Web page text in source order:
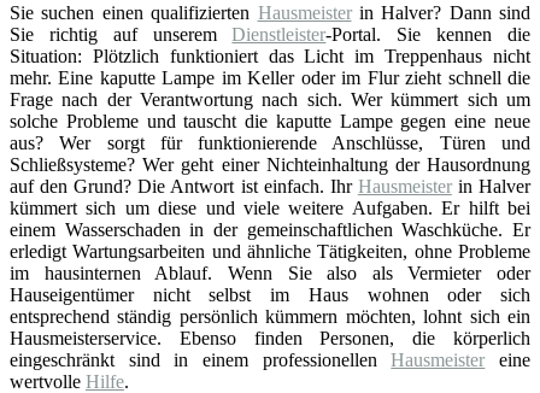
Sie suchen einen qualifizierten Hausmeisterin Halver? Dann sind
Sie richtig auf unseremDienstleister-Portal. Sie kennen die
Situation: Plötzlich funktioniert das Licht im Treppenhaus nicht
mehr. Eine kaputte Lampe im Keller oder im Flur zieht schnell die
Frage nach der Verantwortung nach sich. Wer kümmert sich um
solche Probleme und tauscht die kaputte Lampe gegen eine neue
aus? Wer sorgt für funktionierende Anschlüsse, Türen und
Schließsysteme? Wer geht einer Nichteinhaltung der Hausordnung
auf den Grund? Die Antwort ist einfach. Ihr Hausmeisterin Halver
kümmert sich um diese und viele weitere Aufgaben. Er hilft bei
einem Wasserschaden in der gemeinschaftlichen Waschküche. Er
erledigt Wartungsarbeiten und ähnliche Tätigkeiten, ohne Probleme
im hausinternen Ablauf. Wenn Sie also als Vermieter oder
Hauseigentümer nicht selbst im Haus wohnen oder sich
entsprechend ständig persönlich kümmern möchten, lohnt sich ein
Hausmeisterservice. Ebenso finden Personen, die körperlich
eingeschränkt sind in einem professionellenHausmeister eine
wertvolle Hilfe.